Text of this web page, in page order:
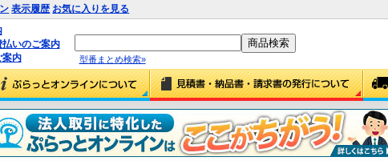
表示履歴 お気に入りを見る
いのご案内
案内
型番まとめ検索»